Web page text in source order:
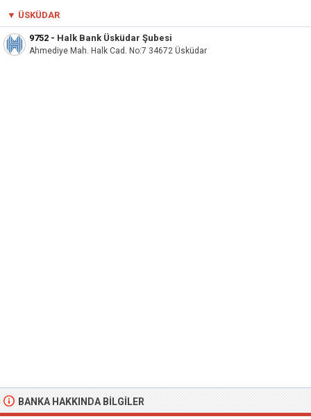
▼ ÜSKÜDAR
9752 - Halk Bank Üsküdar Şubesi
Ahmediye Mah. Halk Cad. No:7 34672 Üsküdar
BANKA HAKKINDA BILGILER